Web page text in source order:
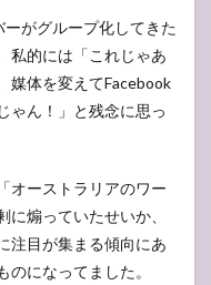
がグループ化してきた
私的には「これじゃあ
媒体を変えてFacebook
ゃん！」と残念に思っ
オーストラリアのワー
煽っていたせいか、
注目が集まる傾向にあ
になってました。